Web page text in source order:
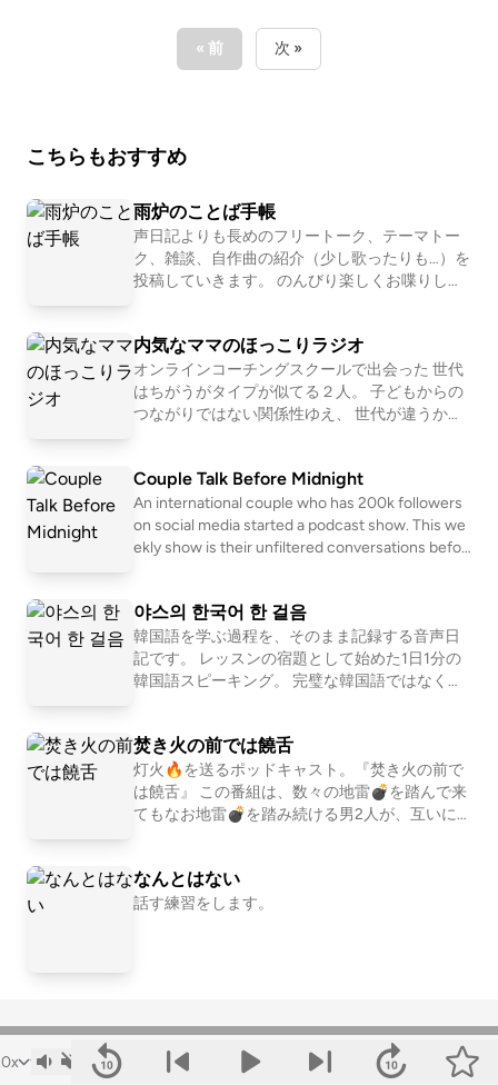
ちゃいますよ〜。すごい！すごい！すごい！BGM : M
usMus、Springin’ Sound Stock
« 前 次 »
こちらもおすすめ
雨炉のことば手帳
声日記よりも長めのフリートーク、テーマトー
ク、雑談、自作曲の紹介（少し歌ったりも…）を
投稿していきます。 のんびり楽しくお喋りしま
内気なママのほっこりラジオ
オンラインコーチングスクールで出会った 世代
はちがうがタイプが似てる２人。 子どもからの
つながりではない関係性ゆえ、 世代が違うから
らのゆるっとトーク。 Listenからも配信中 http
s://listen.style/p/hokkori-radio?AhvyF13p
Couple Talk Before Midnight
An international couple who has 200k followers
on social media started a podcast show. This we
ekly show is their unfiltered conversations befor
international couple point of view. Contact us Ins
tagram: @sandra_n_yusuke TikTok: @sandrayus
uke @sandra_in_japan Leave a comment and sha
re your thoughts: https://open.firstory.me/user/
야스의 한국어 한 걸음
韓国語を学ぶ過程を、そのまま記録する音声日
記です。 レッスンの宿題として始めた1日1分の
韓国語スピーキング。 完璧な韓国語ではなく、
トで教えていただけるとうれしいです。
焚き火の前では饒舌
灯火🔥を送るポッドキャスト。『焚き火の前で
は饒舌』 この番組は、数々の地雷💣を踏んで来
てもなお地雷💣を踏み続ける男2人が、互いに
代の男性の皆さん、焚火の前でゆるーく喋って
いるのを脇で聞いているような、そんな感じで
Spotify・Apple Podcast・Amazon Music・LIST
ENなど主要プラットフォームで配信中！ フォロ
ー＆レビューで、ぜひ一緒に番組を盛り上げて
なんとはない
話す練習をします。